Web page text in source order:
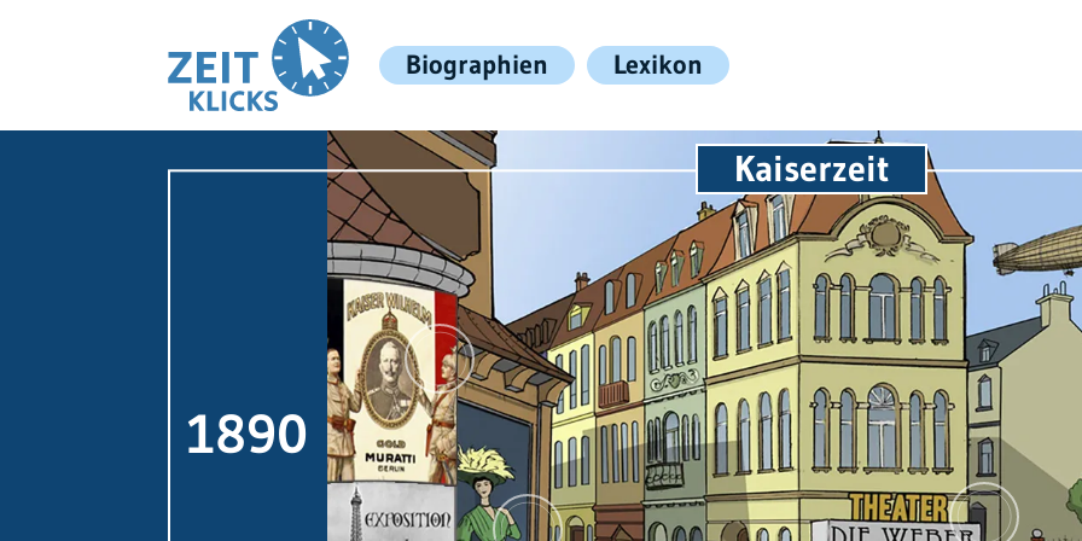
Biographien Lexikon
1890
Kaiserzeit